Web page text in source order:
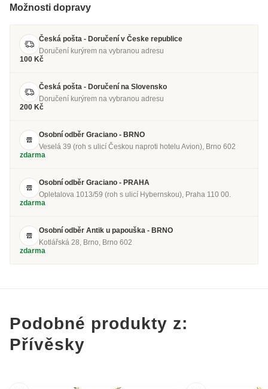
Možnosti dopravy
Česká pošta - Doručení v Česke republice
Doručení kurýrem na vybranou adresu
100 Kč
Česká pošta - Doručení na Slovensko
Doručení kurýrem na vybranou adresu
200 Kč
Osobní odběr Graciano - BRNO
Veselá 39 (roh s ulicí Českou naproti hotelu Avion), Brno 602
zdarma
Osobní odběr Graciano - PRAHA
Opletalova 1013/59 (roh s ulicí Hybernskou), Praha 110 00.
zdarma
Osobní odběr Antik u papouška - BRNO
Kotlářská 28, Brno, Brno 602
zdarma
Podobné produkty z:
Přívěsky